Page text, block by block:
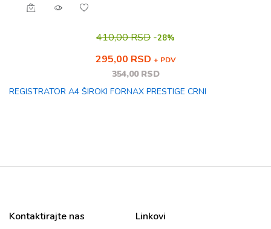
410,00 RSD -28%
295,00 RSD + PDV
354,00 RSD
REGISTRATOR A4 ŠIROKI FORNAX PRESTIGE CRNI
Kontaktirajte nas Linkovi